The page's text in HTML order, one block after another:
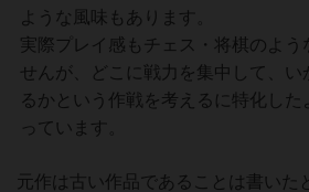
ような風味もあります。
実際プレイ感もチェス・将棋のよう
せんが、どこに戦力を集中して、い
るかという作戦を考えるに特化し
っています。
元作は古い作品であることは書いた